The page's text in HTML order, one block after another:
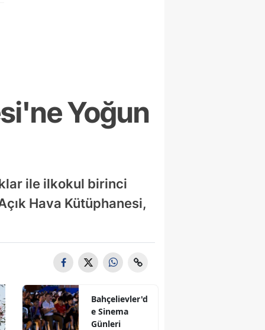
Yoğun
ile ilkokul birinci
Hava Kütüphanesi,
Bahçelievler'd
e Sinema
Günleri